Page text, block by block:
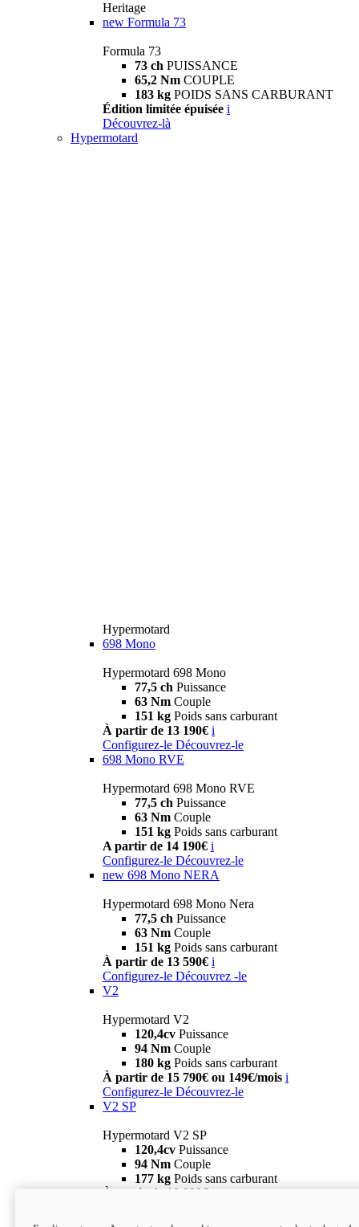
Heritage
new Formula 73
Formula 73
73 ch PUISSANCE
65,2 Nm COUPLE
183 kg POIDS SANS CARBURANT
Édition limitée épuisée i
Découvrez-là
Hypermotard
Hypermotard
698 Mono
Hypermotard 698 Mono
77,5 ch Puissance
63 Nm Couple
151 kg Poids sans carburant
À partir de 13 190€ i
Configurez-le Découvrez-le
698 Mono RVE
Hypermotard 698 Mono RVE
77,5 ch Puissance
63 Nm Couple
151 kg Poids sans carburant
A partir de 14 190€ i
Configurez-le Découvrez-le
new 698 Mono NERA
Hypermotard 698 Mono Nera
77,5 ch Puissance
63 Nm Couple
151 kg Poids sans carburant
À partir de 13 590€ i
Configurez-le Découvrez -le
V2
Hypermotard V2
120,4cv Puissance
94 Nm Couple
180 kg Poids sans carburant
À partir de 15 790€ ou 149€/mois i
Configurez-le Découvrez-le
V2 SP
Hypermotard V2 SP
120,4cv Puissance
94 Nm Couple
177 kg Poids sans carburant
À partir de 19 990€ i
new
V2 SP 100